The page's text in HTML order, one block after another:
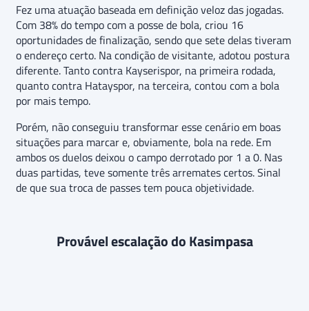
Fez uma atuação baseada em definição veloz das jogadas.
Com 38% do tempo com a posse de bola, criou 16
oportunidades de finalização, sendo que sete delas tiveram
o endereço certo. Na condição de visitante, adotou postura
diferente. Tanto contra Kayserispor, na primeira rodada,
quanto contra Hatayspor, na terceira, contou com a bola
por mais tempo.
Porém, não conseguiu transformar esse cenário em boas
situações para marcar e, obviamente, bola na rede. Em
ambos os duelos deixou o campo derrotado por 1 a 0. Nas
duas partidas, teve somente três arremates certos. Sinal
de que sua troca de passes tem pouca objetividade.
Provável escalação do Kasimpasa